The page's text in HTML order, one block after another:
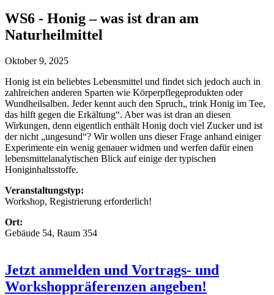
WS6 - Honig – was ist dran am
Naturheilmittel
Oktober 9, 2025
Honig ist ein beliebtes Lebensmittel und findet sich jedoch auch in
zahlreichen anderen Sparten wie Körperpflegeprodukten oder
Wundheilsalben. Jeder kennt auch den Spruch„ trink Honig im Tee,
das hilft gegen die Erkältung“. Aber was ist dran an diesen
Wirkungen, denn eigentlich enthält Honig doch viel Zucker und ist
der nicht „ungesund“? Wir wollen uns dieser Frage anhand einiger
Experimente ein wenig genauer widmen und werfen dafür einen
lebensmittelanalytischen Blick auf einige der typischen
Honiginhaltsstoffe.
Veranstaltungstyp:
Workshop, Registrierung erforderlich!
Ort:
Gebäude 54, Raum 354
Jetzt anmelden und Vortrags- und
Workshoppräferenzen angeben!